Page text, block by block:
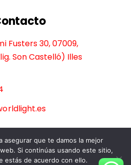
Fusters 30, 07009,
Son Castelló) Illes
asegurar que te damos la mejor
Si continúas usando este sitio,
estás de acuerdo con ello.